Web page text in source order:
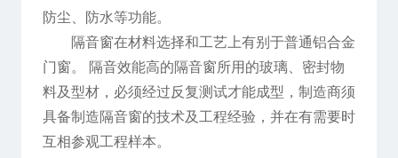
防尘、防水等功能。
隔音窗在材料选择和工艺上有别于普通铝合金
门窗。 隔音效能高的隔音窗所用的玻璃、密封物
料及型材，必须经过反复测试才能成型，制造商须
具备制造隔音窗的技术及工程经验，并在有需要时
互相参观工程样本。